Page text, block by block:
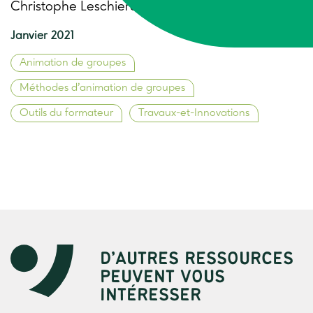
Christophe Leschiera, Trame
Janvier 2021
Animation de groupes
Méthodes d’animation de groupes
Outils du formateur Travaux-et-Innovations
D’AUTRES RESSOURCES
PEUVENT VOUS
INTÉRESSER